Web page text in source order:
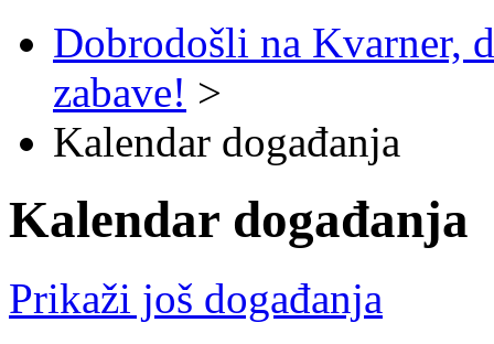
Dobrodošli na Kvarner,
zabave! >
Kalendar događanja
Kalendar događanja
Prikaži još događanja